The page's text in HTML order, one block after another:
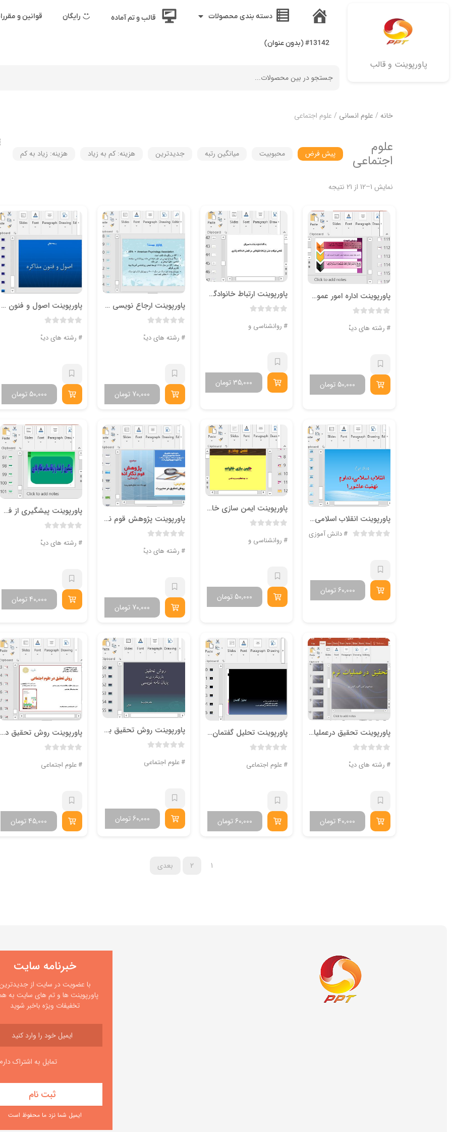
پاورپوینت و قالب
خانه
دسته بندی محصولات قالب و تم آماده رایگان قوانین و
#13142 (بدون عنوان)
خانه / علوم انسانی / علوم اجتماعی
علوم
اجتماعی پیش فرض محبوبیت میانگین رتبه جدیدترین هزینه: کم به زیاد هزینه: زیاد به کم
نمایش 1–12 از 21 نتیجه
پاورپوینت اداره امور عمومي به عنوان يك رشته مطالعاتي
رشته های دیگر
تومان 50,000
پاورپوینت ارتباط خانوادگي در كاهش اختلالات رفتاري
روانشناسی و علوم تربیتی
تومان35,000
پاورپوینت ارجاع نویسی به سبک APA
رشته های دیگر
تومان70,000
پاورپوینت اصول و فنون مذاکره
رشته های دیگر
تومان50,000
پاورپوینت انقلاب اسلامی، تداوم نهضت عاشورا
دانش آموزی
تومان 60,000
پاورپوینت ايمن سازي خانواده
روانشناسی و علوم تربیتی
تومان 50,000
پاورپوینت پژوهش قوم نگارانه ( فرهنگی )
رشته های دیگر
تومان70,000
پاورپوینت پيشگيري از فساد و ارتقاء سلامت نظام اداري
رشته های دیگر
تومان40,000
پاورپوینت تحقیق درعملیات نرم
رشته های دیگر
تومان40,000
پاورپوینت تحلیل گفتمان – 25 اسلاید
علوم اجتماعی
تومان 60,000
پاورپوینت روش تحقيق بارويكرد ي به پايان نامه نويسي دکتر خاکی
علوم اجتماعی
تومان60,000
پاورپوینت روش تحقیق در علوم اجتماعی ریمون کیوی
علوم اجتماعی
تومان45,000
1
2 بعدی
خبرنامه سایت
با عضویت در سایت از
پاورپوینت ها و تم های سایت به
تخفیفات ویژه باخبر شوید
تمایل به اشتراک
ایمیل شما نزد ما محفوظ است